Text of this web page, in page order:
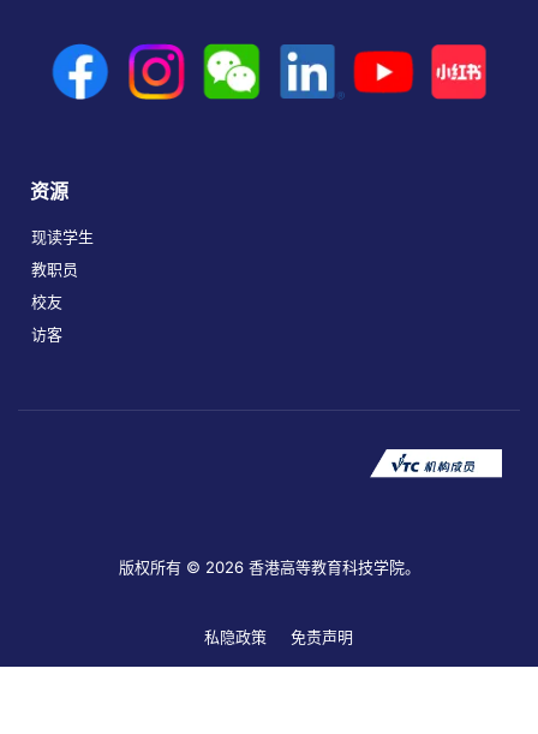
资源
现读学生
教职员
校友
访客
版权所有 © 2026 香港高等教育科技学院。
私隐政策 免责声明